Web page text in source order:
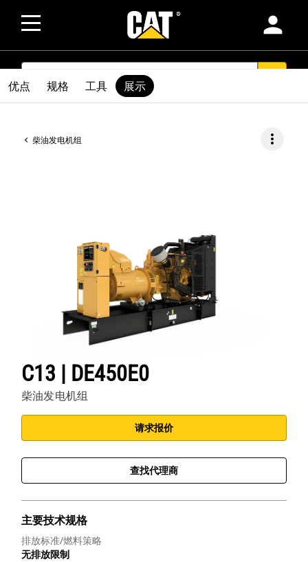
person
SEARCH
柴油发电机组 more_vert
C13 | DE450E0
柴油发电机组
请求报价
查找代理商
主要技术规格
排放标准/燃料策略
无排放限制
优点 规格 工具 展示